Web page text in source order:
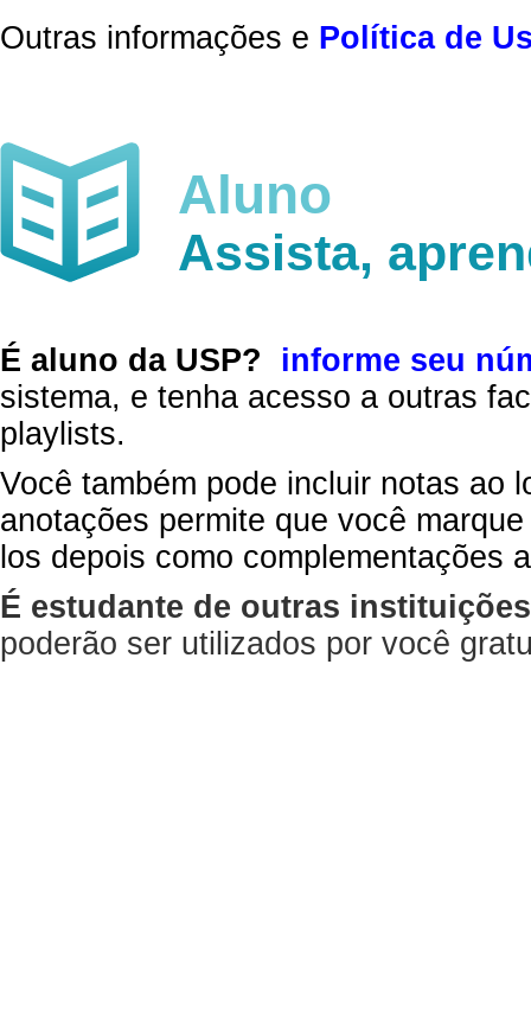
Outras informações e Política de
Aluno
Assista,
É aluno da USP?
informe seu
sistema, e tenha acesso a outras
playlists.
Você também pode incluir notas ao
anotações permite que você
los depois como complementações
É estudante de outras
poderão ser utilizados por você